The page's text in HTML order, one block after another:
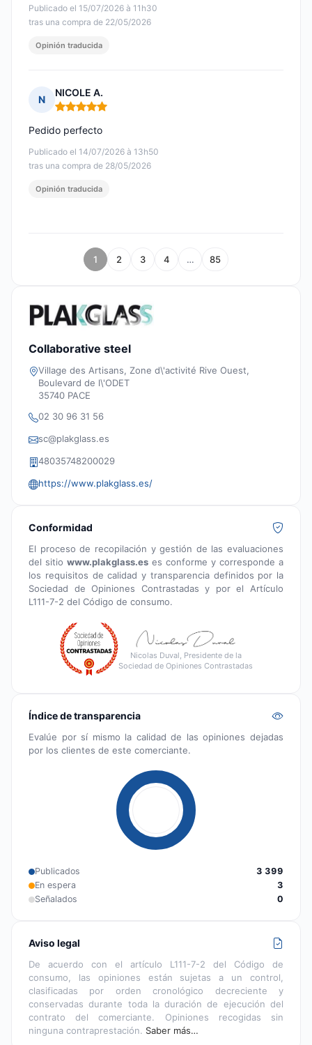
Publicado el 15/07/2026 à 11h30
tras una compra de 22/05/2026
Opinión traducida
N
NICOLE A.
Nota: 5 de 5
Publicado el 14/07/2026 à 13h50
tras una compra de 28/05/2026
Pedido perfecto
Opinión traducida
1 2 3 4 … 85
Collaborative steel
Village des Artisans, Zone d\'activité Rive Ouest,
Boulevard de l\'ODET
35740 PACE
02 30 96 31 56
sc@plakglass.es
48035748200029
https://www.plakglass.es/
Conformidad
El proceso de recopilación y gestión de las evaluaciones
del sitio www.plakglass.es es conforme y corresponde a
los requisitos de calidad y transparencia definidos por la
Sociedad de Opiniones Contrastadas y por el Artículo
L111-7-2 del Código de consumo.
Nicolas Duval, Presidente de la
Sociedad de Opiniones Contrastadas
Índice de transparencia
Evalúe por sí mismo la calidad de las opiniones dejadas
por los clientes de este comerciante.
Publicados
3 399
En espera
3
Señalados
0
Aviso legal
De acuerdo con el artículo L111-7-2 del Código de
consumo, las opiniones están sujetas a un control,
clasificadas por orden cronológico decreciente y
conservadas durante toda la duración de ejecución del
contrato del comerciante. Opiniones recogidas sin
ninguna contraprestación. Saber más…